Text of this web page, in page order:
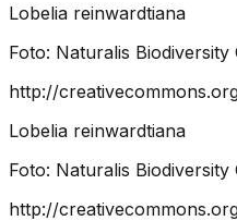
Lobelia reinwardtiana
Foto: Naturalis Biodiversity
http://
Lobelia reinwardtiana
Foto: Naturalis Biodiversity
http://